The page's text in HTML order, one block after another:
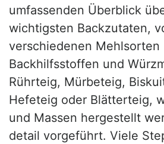
umfassenden Überblick
wichtigsten Backzutaten,
verschiedenen Mehlsorten
Backhilfsstoffen und
Rührteig, Mürbeteig,
Hefeteig oder Blätterteig,
und Massen hergestellt
detail vorgeführt. Viele